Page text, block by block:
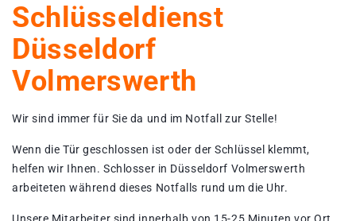
Schlüsseldienst
Düsseldorf
Volmerswerth
Wir sind immer für Sie da und im Notfall zur Stelle!
Wenn die Tür geschlossen ist oder der Schlüssel klemmt,
helfen wir Ihnen. Schlosser in Düsseldorf Volmerswerth
arbeiteten während dieses Notfalls rund um die Uhr.